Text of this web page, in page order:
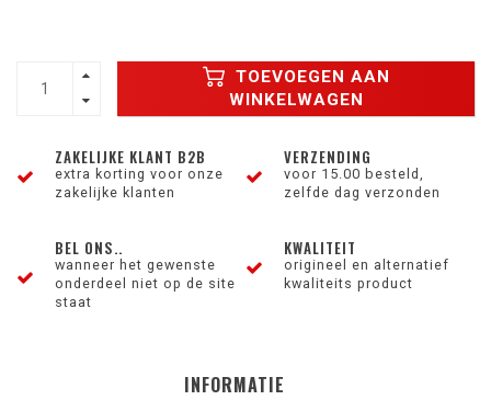
TOEVOEGEN AAN
WINKELWAGEN
ZAKELIJKE KLANT B2B
extra korting voor onze
zakelijke klanten
VERZENDING
voor 15.00 besteld,
zelfde dag verzonden
BEL ONS..
wanneer het gewenste
onderdeel niet op de site
staat
KWALITEIT
origineel en alternatief
kwaliteits product
INFORMATIE